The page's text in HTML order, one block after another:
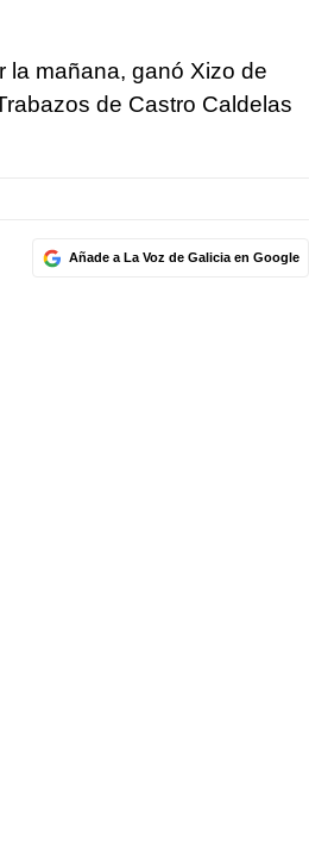
la mañana, ganó Xizo de
de Castro Caldelas
Añade a La Voz de Galicia en Google